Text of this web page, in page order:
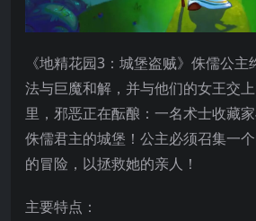
《地精花园3：城堡盗贼》侏儒公
法与巨魔和解，并与他们的女王交
里，邪恶正在酝酿：一名术士收藏
侏儒君主的城堡！公主必须召集一
的冒险，以拯救她的亲人！
主要特点：